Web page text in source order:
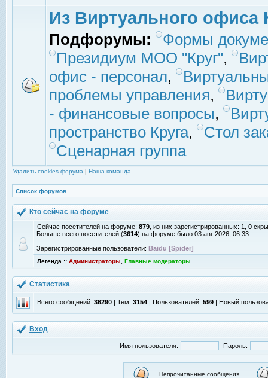
Из Виртуального офиса
Подфорумы:
Формы
Президиум МОО "Круг",
офис - персонал,
проблемы управления,
- финансовые вопросы,
пространство Круга,
Стол
Сценарная группа
Удалить cookies форума | Наша команда
Список форумов
Кто сейчас на форуме
Сейчас посетителей на форуме: 879 , из них зарегистрированных: 1, 0
Больше всего посетителей (3614) на форуме было 03 авг 2026, 06:33
Зарегистрированные пользователи: Baidu [Spider]
Легенда :: Администраторы Главные модераторы
Статистика
Всего сообщений: 36290 | Тем: 3154 | Пользователей: 599 | Новый
Вход
Имя пользователя: Пароль:
Непрочитанные сообщения